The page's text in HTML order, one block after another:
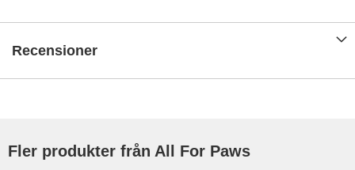
Recensioner
Fler produkter från All For Paws